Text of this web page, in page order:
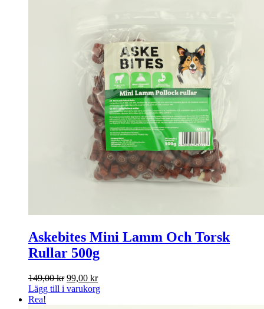
Askebites Mini Lamm Och Torsk
Rullar 500g
149,00kr Det
ursprungliga
99,00 krDet
nuvarande
Lägg till i varukorg
Rea!